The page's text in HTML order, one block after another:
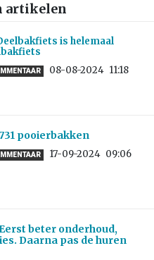
artikelen
is helemaal
08-08-2024 11:18
pooierbakken
17-09-2024 09:06
beter onderhoud,
Daarna pas de huren